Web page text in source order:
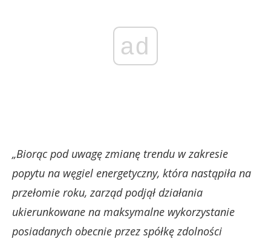
ad
„Biorąc pod uwagę zmianę trendu w zakresie
popytu na węgiel energetyczny, która nastąpiła na
przełomie roku, zarząd podjął działania
ukierunkowane na maksymalne wykorzystanie
posiadanych obecnie przez spółkę zdolności